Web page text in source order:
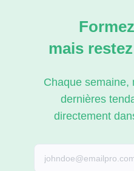
mais
Chaque semaine,
dernières
directement